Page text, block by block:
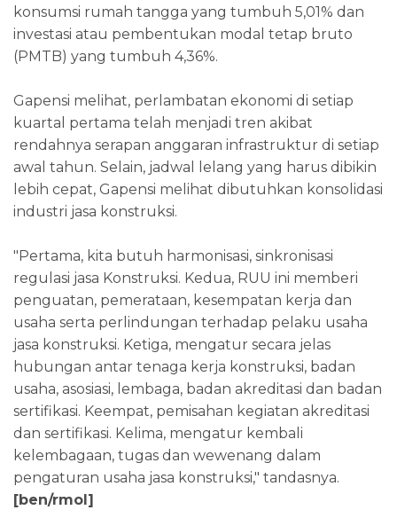
konsumsi rumah tangga yang tumbuh 5,01% dan
investasi atau pembentukan modal tetap bruto
(PMTB) yang tumbuh 4,36%.
Gapensi melihat, perlambatan ekonomi di setiap
kuartal pertama telah menjadi tren akibat
rendahnya serapan anggaran infrastruktur di setiap
awal tahun. Selain, jadwal lelang yang harus dibikin
lebih cepat, Gapensi melihat dibutuhkan konsolidasi
industri jasa konstruksi.
"Pertama, kita butuh harmonisasi, sinkronisasi
regulasi jasa Konstruksi. Kedua, RUU ini memberi
penguatan, pemerataan, kesempatan kerja dan
usaha serta perlindungan terhadap pelaku usaha
jasa konstruksi. Ketiga, mengatur secara jelas
hubungan antar tenaga kerja konstruksi, badan
usaha, asosiasi, lembaga, badan akreditasi dan badan
sertifikasi. Keempat, pemisahan kegiatan akreditasi
dan sertifikasi. Kelima, mengatur kembali
kelembagaan, tugas dan wewenang dalam
pengaturan usaha jasa konstruksi," tandasnya.
[ben/rmol]